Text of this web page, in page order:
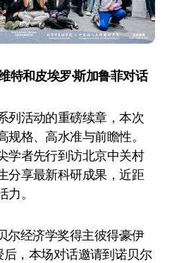
特和皮埃罗·斯加鲁菲对话
列活动的重磅续章，本次
格、高水准与前瞻性。
学者先行到访北京中关村
分享最新科研成果，近距
。
经济学奖得主彼得·豪伊
，本场对话邀请到诺贝尔